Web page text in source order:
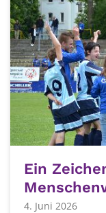
Ein
4. Juni 2026